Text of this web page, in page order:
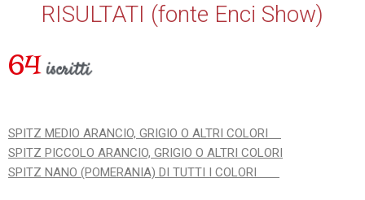
RISULTATI (fonte Enci Show)
64 iscritti
SPITZ MEDIO ARANCIO, GRIGIO O ALTRI COLORI
SPITZ PICCOLO ARANCIO, GRIGIO O ALTRI COLORI
SPITZ NANO (POMERANIA) DI TUTTI I COLORI